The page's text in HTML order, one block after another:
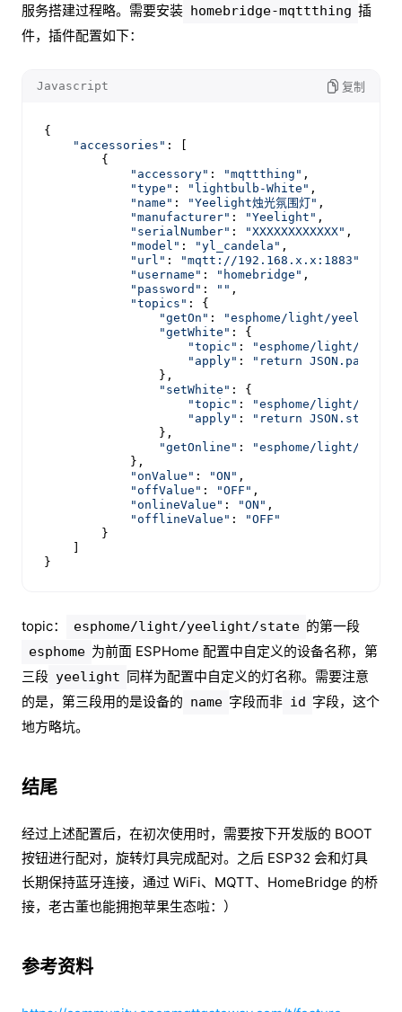
服务搭建过程略。需要安装 homebridge-mqttthing 插
件，插件配置如下：
Javascript 复制
{
"accessories" : [
        {
"accessory" : "mqttthing" ,
"type" : "lightbulb-White" ,
"name" : "Yeelight烛光氛围灯" ,
"manufacturer" : "Yeelight" ,
"serialNumber" : "XXXXXXXXXXXX" ,
"model" : "yl_candela" ,
"url" : "mqtt://192.168.x.x:1883"
"username" : "homebridge" ,
"password" : "" ,
"topics" : {
"getOn" :
"esphome/light/
"getWhite" : {
"topic" :
"esphome/light/
"apply" :
"return
                },
"setWhite" : {
"topic" :
"esphome/light/
"apply" :
"return
                },
"getOnline" :
"esphome/light/
            },
"onValue" : "ON" ,
"offValue" : "OFF" ,
"onlineValue" : "ON" ,
"offlineValue" :
"OFF"
        }
    ]
}
topic： esphome/light/yeelight/state 的第一段
esphome 为前面 ESPHome 配置中自定义的设备名称，第
三段 yeelight 同样为配置中自定义的灯名称。需要注意
的是，第三段用的是设备的 name 字段而非 id 字段，这个
地方略坑。
结尾
经过上述配置后，在初次使用时，需要按下开发版的 BOOT
按钮进行配对，旋转灯具完成配对。之后 ESP32 会和灯具
长期保持蓝牙连接，通过 WiFi、MQTT、HomeBridge 的桥
接，老古董也能拥抱苹果生态啦：）
参考资料